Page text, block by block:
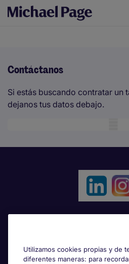
Contáctanos
Si estás buscando contratar un
dejanos tus datos debajo.
Búsqueda de empleo
Utilizamos cookies propias y de
diferentes maneras: para